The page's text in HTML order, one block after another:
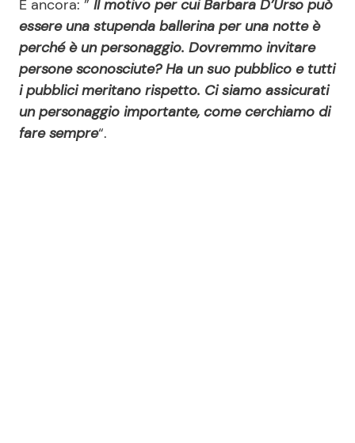
E ancora: ” Il motivo per cui Barbara D’Urso può
essere una stupenda ballerina per una notte è
perché è un personaggio. Dovremmo invitare
persone sconosciute? Ha un suo pubblico e tutti
i pubblici meritano rispetto. Ci siamo assicurati
un personaggio importante, come cerchiamo di
fare sempre“.